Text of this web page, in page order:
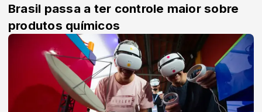
Brasil passa a ter controle maior sobre
produtos químicos